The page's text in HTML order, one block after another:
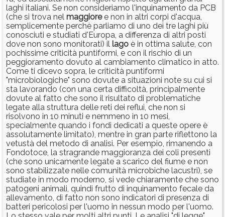
laghi italiani. Se non consideriamo l'inquinamento da PCB
(che si trova nel maggioree non in altri corpi d'acqua,
semplicemente perchè parliamo di uno dei tre laghi più
conosciuti e studiati d'Europa, a differenza di altri posti
dove non sono monitorati) il lago è in ottima salute, con
pochissime criticità puntiformi, e con il rischio di un
peggioramento dovuto al cambiamento climatico in atto.
Come ti dicevo sopra, le criticità puntiformi
"microbiologiche" sono dovute a situazioni note su cui si
sta lavorando (con una certa difficoltà, principalmente
dovute al fatto che sono il risultato di problematiche
legate alla struttura delle reti dei reflui, che non si
risolvono in 10 minuti e nemmeno in 10 mesi,
specialmente quando i fondi dedicati a queste opere è
assolutamente limitato), mentre in gran parte riflettono la
vetustà del metodo di analisi. Per esempio, rimanendo a
Fondotoce, la stragrande maggioranza dei coli presenti
(che sono unicamente legate a scarico del fiume e non
sono stabilizzate nelle comunità microbiche lacustri), se
studiate in modo moderno, si vede chiaramente che sono
patogeni animali, quindi frutto di inquinamento fecale da
allevamento, di fatto non sono indicatori di presenza di
batteri pericolosi per l'uomo in nessun modo per l'uomo.